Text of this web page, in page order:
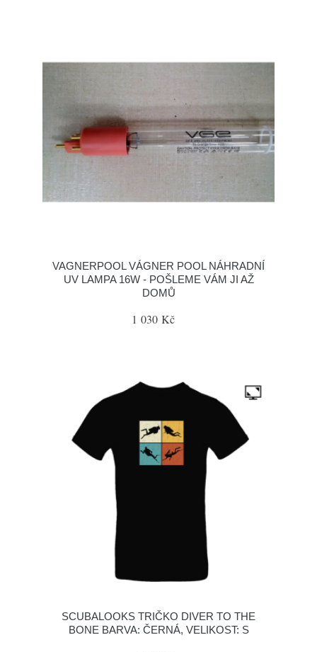
VAGNERPOOL VÁGNER POOL NÁHRADNÍ
UV LAMPA 16W - POŠLEME VÁM JI AŽ
DOMŮ
1 030 Kč
SCUBALOOKS TRIČKO DIVER TO THE
BONE BARVA: ČERNÁ, VELIKOST: S